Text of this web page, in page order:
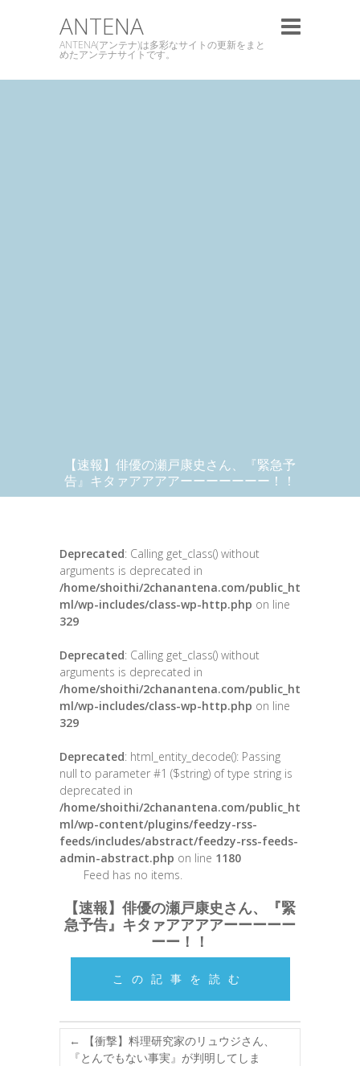
ANTENA
ANTENA(アンテナ)は多彩なサイトの更新をまと
めたアンテナサイトです。
【速報】俳優の瀬戸康史さん、『緊急予
告』キタァアアアアーーーーーーー！！
Deprecated: Calling get_class() without
arguments is deprecated in
/home/shoithi/2chanantena.com/public_ht
ml/wp-includes/class-wp-http.php on line
329
Deprecated: Calling get_class() without
arguments is deprecated in
/home/shoithi/2chanantena.com/public_ht
ml/wp-includes/class-wp-http.php on line
329
Deprecated: html_entity_decode(): Passing
null to parameter #1 ($string) of type string is
deprecated in
/home/shoithi/2chanantena.com/public_ht
ml/wp-content/plugins/feedzy-rss-
feeds/includes/abstract/feedzy-rss-feeds-
admin-abstract.php on line 1180
Feed has no items.
【速報】俳優の瀬戸康史さん、『緊
急予告』キタァアアアアーーーーー
ーー！！
この記事を読む
←
【衝撃】料理研究家のリュウジさん、
『とんでもない事実』が判明してしま